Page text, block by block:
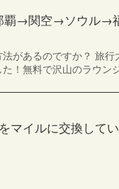
覇→関空→ソウル
があるのですか？ 旅
！無料で沢山のラウン
マイルに交換してい